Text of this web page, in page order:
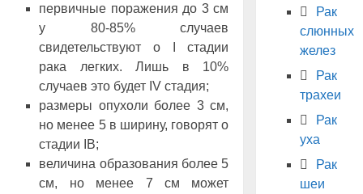
первичные поражения до 3 см
у 80-85% случаев
свидетельствуют о I стадии
рака легких. Лишь в 10%
случаев это будет IV стадия;
размеры опухоли более 3 см,
но менее 5 в ширину, говорят о
стадии IB;
величина образования более 5
см, но менее 7 см может
Рак
слюнных
желез
Рак
трахеи
Рак
уха
Рак
шеи